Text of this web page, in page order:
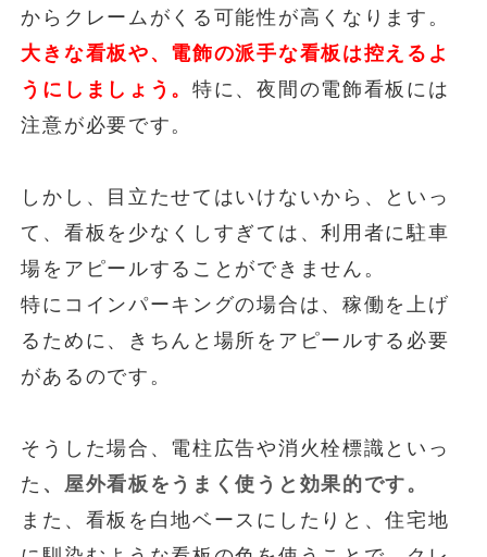
からクレームがくる可能性が高くなります。
大きな看板や、電飾の派手な看板は控えるよ
うにしましょう。特に、夜間の電飾看板には
注意が必要です。
しかし、目立たせてはいけないから、といっ
て、看板を少なくしすぎては、利用者に駐車
場をアピールすることができません。
特にコインパーキングの場合は、稼働を上げ
るために、きちんと場所をアピールする必要
があるのです。
そうした場合、電柱広告や消火栓標識といっ
た 、屋外看板をうまく使うと効果的です。
また、看板を白地ベースにしたりと、住宅地